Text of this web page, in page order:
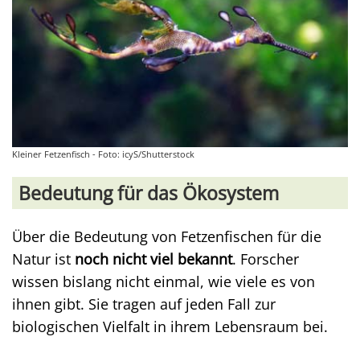
Kleiner Fetzenfisch - Foto: icyS/Shutterstock
Bedeutung für das Ökosystem
Über die Bedeutung von Fetzenfischen für die
Natur ist noch nicht viel bekannt. Forscher
wissen bislang nicht einmal, wie viele es von
ihnen gibt. Sie tragen auf jeden Fall zur
biologischen Vielfalt in ihrem Lebensraum bei.